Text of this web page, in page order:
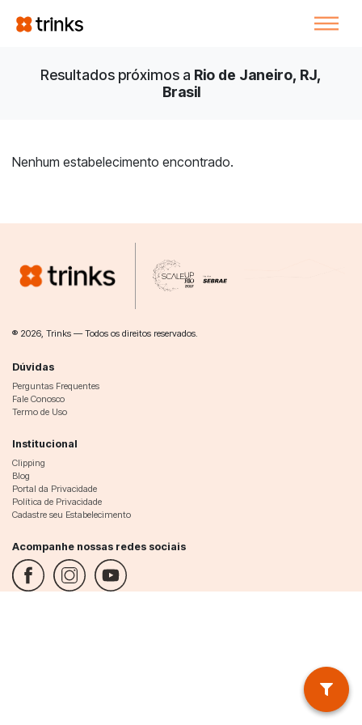
Resultados próximos a Rio de Janeiro, RJ,
Brasil
Nenhum estabelecimento encontrado.
® 2026, Trinks — Todos os direitos reservados.
Dúvidas
Perguntas Frequentes
Fale Conosco
Termo de Uso
Institucional
Clipping
Blog
Portal da Privacidade
Política de Privacidade
Cadastre seu Estabelecimento
Acompanhe nossas redes sociais